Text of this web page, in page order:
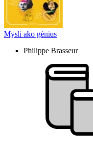
Mysli ako génius
Philippe Brasseur